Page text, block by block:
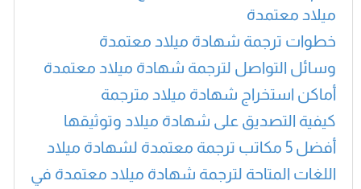
ميلاد معتمدة
خطوات ترجمة شهادة ميلاد معتمدة
وسائل التواصل لترجمة شهادة ميلاد معتمدة
أماكن استخراج شهادة ميلاد مترجمة
كيفية التصديق على شهادة ميلاد وتوثيقها
أفضل 5 مكاتب ترجمة معتمدة لشهادة ميلاد
اللغات المتاحة لترجمة شهادة ميلاد معتمدة في